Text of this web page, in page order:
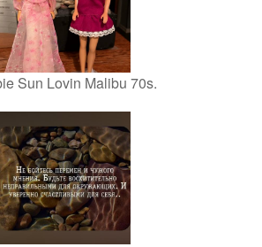
Sun Lovin Malibu 70s.